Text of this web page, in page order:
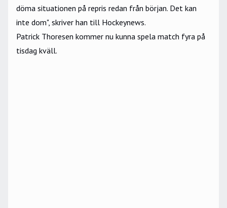
döma situationen på repris redan från början. Det kan
inte dom", skriver han till Hockeynews.
Patrick Thoresen kommer nu kunna spela match fyra på
tisdag kväll.